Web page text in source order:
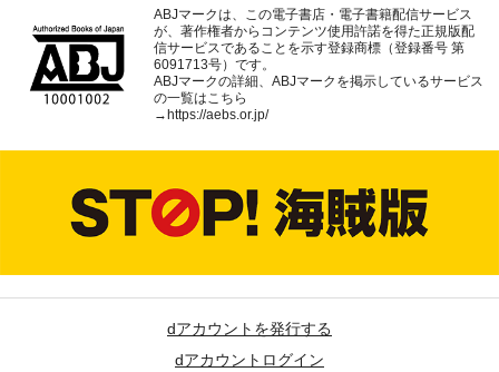
ABJマークは、この電子書店・電子書籍配信サービス
が、著作権者からコンテンツ使用許諾を得た正規版配
信サービスであることを示す登録商標（登録番号 第
6091713号）です。
ABJマークの詳細、ABJマークを掲示しているサービス
の一覧はこちら
→https://aebs.or.jp/
dアカウントを発行する
dアカウントログイン